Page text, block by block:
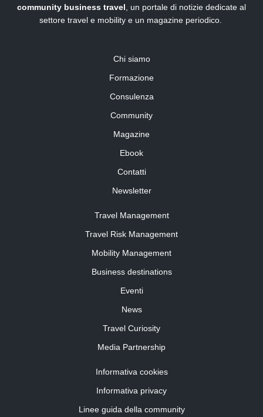
community business travel , un portale di notizie dedicate al
settore travel e mobility e un magazine periodico.
Chi siamo
Formazione
Consulenza
Community
Magazine
Ebook
Contatti
Newsletter
Travel Management
Travel Risk Management
Mobility Management
Business destinations
Eventi
News
Travel Curiosity
Media Partnership
Informativa cookies
Informativa privacy
Linee guida della community